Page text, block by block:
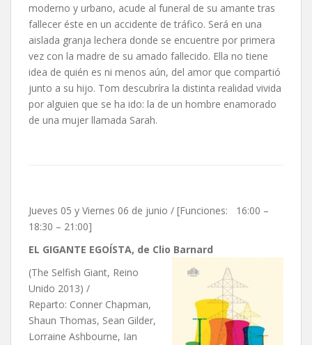
moderno y urbano, acude al funeral de su amante tras
fallecer éste en un accidente de tráfico. Será en una
aislada granja lechera donde se encuentre por primera
vez con la madre de su amado fallecido. Ella no tiene
idea de quién es ni menos aún, del amor que compartió
junto a su hijo. Tom descubríra la distinta realidad vivida
por alguien que se ha ido: la de un hombre enamorado
de una mujer llamada Sarah.
Jueves 05 y Viernes 06 de junio / [Funciones: 16:00 –
18:30 – 21:00]
EL GIGANTE EGOÍSTA, de Clio Barnard
(The Selfish Giant, Reino
Unido 2013) /
Reparto: Conner Chapman,
Shaun Thomas, Sean Gilder,
Lorraine Ashbourne, Ian